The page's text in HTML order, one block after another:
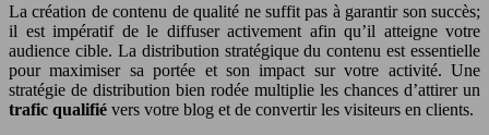
La création de contenu de qualité ne suffit pas à garantir son succès;
il est impératif de le diffuser activement afin qu’il atteigne votre
audience cible. La distribution stratégique du contenu est essentielle
pour maximiser sa portée et son impact sur votre activité. Une
stratégie de distribution bien rodée multiplie les chances d’attirer un
trafic qualifié vers votre blog et de convertir les visiteurs en clients.